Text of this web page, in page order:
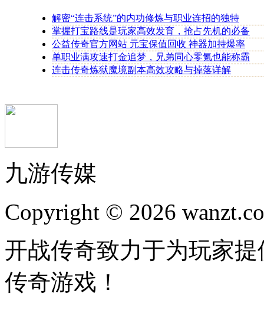
解密“连击系统”的内功修炼与职业连招的独特
掌握打宝路线是玩家高效发育，抢占先机的必备
公益传奇官方网站 元宝保值回收 神器加持爆率
单职业满攻速打金追梦，兄弟同心零氪也能称霸
连击传奇炼狱魔境副本高效攻略与掉落详解
九游传媒
Copyright © 2026
开战传奇致力于为玩家
传奇游戏！